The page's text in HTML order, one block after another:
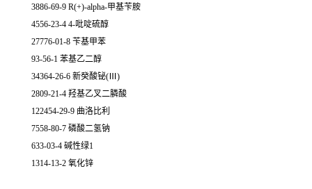
3886-69-9 R(+)-alpha-甲基苄胺
4556-23-4 4-吡啶硫醇
27776-01-8 苄基甲苯
93-56-1 苯基乙二醇
34364-26-6 新癸酸铋(Ⅲ)
2809-21-4 羟基乙叉二膦酸
122454-29-9 曲洛比利
7558-80-7 磷酸二氢钠
633-03-4 碱性绿1
1314-13-2 氧化锌